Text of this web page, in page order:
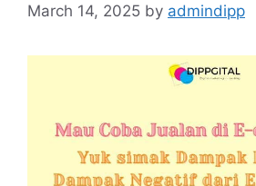
March 14, 2025 by admindipp